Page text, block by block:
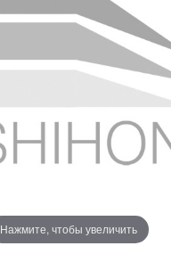
Нажмите, чтобы увеличить